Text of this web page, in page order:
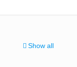
Show all